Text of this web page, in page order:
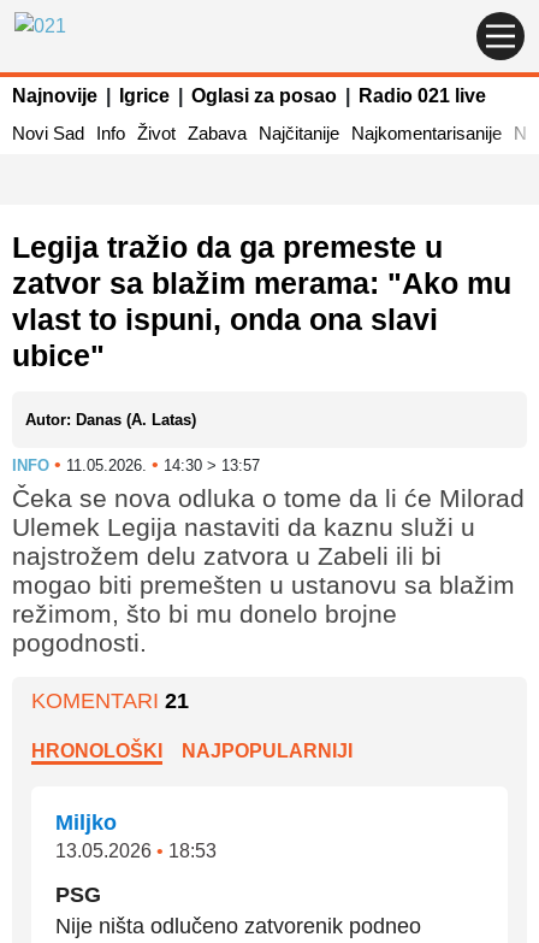
Najnovije Igrice Oglasi za posao
Radio 021 live
Novi Sad
Info Život Zabava Najčitanije Najkomentarisanije
Legija tražio da ga premeste u
zatvor sa blažim merama: "Ako mu
vlast to ispuni, onda ona slavi
ubice"
Autor: Danas (A. Latas)
INFO • 11.05.2026. • 14:30 > 13:57
Čeka se nova odluka o tome da li će Milorad
Ulemek Legija nastaviti da kaznu služi u
najstrožem delu zatvora u Zabeli ili bi
mogao biti premešten u ustanovu sa blažim
režimom, što bi mu donelo brojne
pogodnosti.
KOMENTARI 21
HRONOLOŠKI NAJPOPULARNIJI
Miljko
13.05.2026 • 18:53
PSG
Nije ništa odlučeno zatvorenik podneo